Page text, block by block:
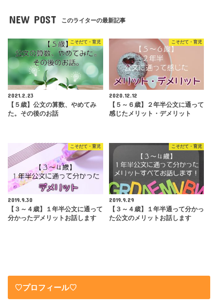
NEW POST このライターの最新記事
こそだて・育児
2021.2.23
【５歳】公文の算数、やめてみ
た。その後のお話
こそだて・育児
2020.12.12
【５～６歳】２年半公文に通って
感じたメリット・デメリット
こそだて・育児
2019.9.30
【３～４歳】１年半公文に通って
分かったデメリットお話します
こそだて・育児
2019.9.29
【３～４歳】１年半通って分かっ
た公文のメリットお話します
♡プロフィール♡